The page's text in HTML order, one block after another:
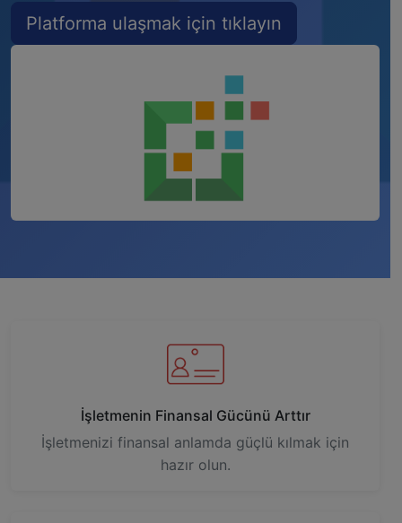
Platforma ulaşmak için tıklayın
İşletmenin Finansal Gücünü Arttır
İşletmenizi finansal anlamda güçlü kılmak için
hazır olun.